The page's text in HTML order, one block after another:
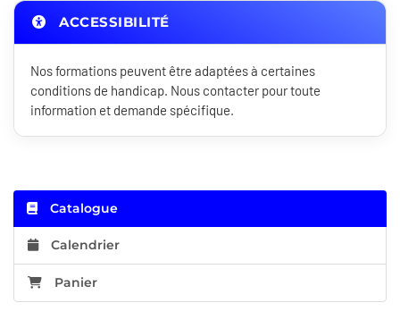
ACCESSIBILITÉ
Nos formations peuvent être adaptées à certaines
conditions de handicap. Nous contacter pour toute
information et demande spécifique.
Catalogue
Calendrier
Panier